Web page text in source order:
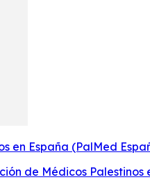
en España (PalMed
de Médicos